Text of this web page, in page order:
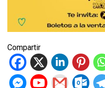
Compartir